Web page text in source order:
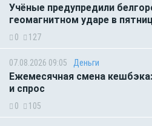
Учёные предупредили
геомагнитном ударе в
0 127
07.08.2026 09:05 Деньги
Ежемесячная смена
и спрос
0 105